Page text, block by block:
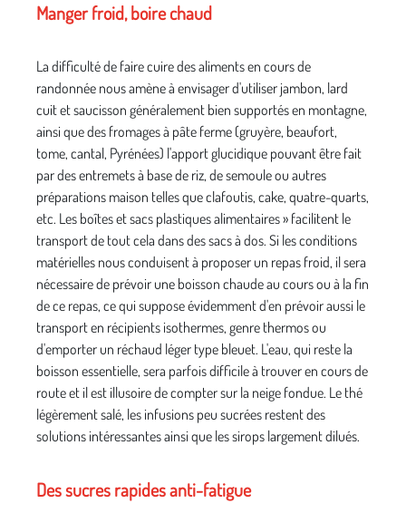
Manger froid, boire chaud
La difficulté de faire cuire des aliments en cours de
randonnée nous amène à envisager d'utiliser jambon, lard
cuit et saucisson généralement bien supportés en montagne,
ainsi que des fromages à pâte ferme (gruyère, beaufort,
tome, cantal, Pyrénées) l'apport glucidique pouvant être fait
par des entremets à base de riz, de semoule ou autres
préparations maison telles que clafoutis, cake, quatre-quarts,
etc. Les boîtes et sacs plastiques alimentaires » facilitent le
transport de tout cela dans des sacs à dos. Si les conditions
matérielles nous conduisent à proposer un repas froid, il sera
nécessaire de prévoir une boisson chaude au cours ou à la fin
de ce repas, ce qui suppose évidemment d'en prévoir aussi le
transport en récipients isothermes, genre thermos ou
d'emporter un réchaud léger type bleuet. L'eau, qui reste la
boisson essentielle, sera parfois difficile à trouver en cours de
route et il est illusoire de compter sur la neige fondue. Le thé
légèrement salé, les infusions peu sucrées restent des
solutions intéressantes ainsi que les sirops largement dilués.
Des sucres rapides anti-fatigue